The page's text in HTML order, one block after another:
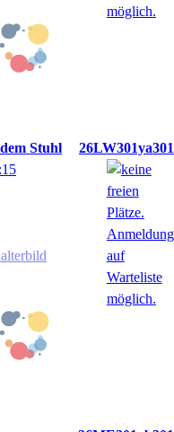
Stuhl
26LW301ya301